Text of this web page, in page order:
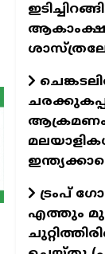
ആക്രമണം:
ട്രംപ്
എത്തും